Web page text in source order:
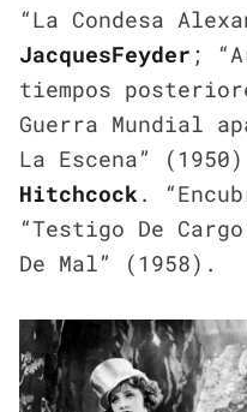
“La Condesa
JacquesFeyder ;
tiempos
Guerra Mundial
La Escena”
Hitchcock.
“Testigo De
De Mal” (1958).